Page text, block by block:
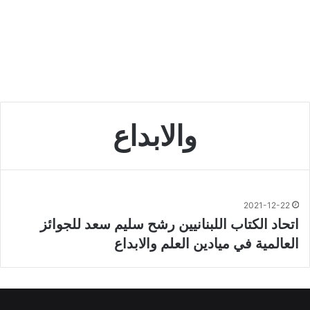
والابداع
2021-12-22
اتحاد الكتاب اللبنانيين رشح سليم سعد للجوائز
العالمية في ميادين العلم والابداع